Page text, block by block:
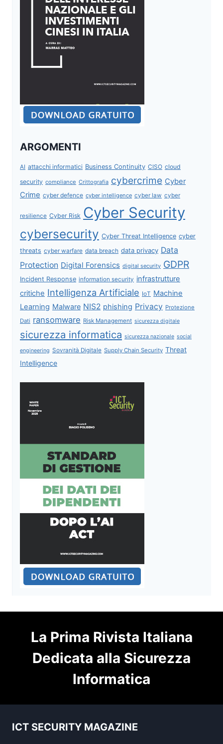
ARGOMENTI
AI attacchi informatici Business Continuity CISO cloud
security compliance Crittografia cybercrime Cyber
Crime cyber defence cyber intelligence cyber law cyber
resilience Cyber Risk Cyber Security
cybersecurity Cyber Threat Intelligence cyber
threats cyber warfare data breach data privacy Data
Protection Digital Forensics digital security GDPR
Incident Response information security infrastrutture
critiche Intelligenza Artificiale IoT Machine
Learning Malware NIS2 phishing Privacy Protezione
Dati ransomware Risk Management sicurezza digitale
sicurezza informatica sicurezza nazionale social
engineering Sovranità Digitale Supply Chain Security Threat
Intelligence
La Prima Rivista Italiana
Dedicata alla Sicurezza
Informatica
ICT SECURITY MAGAZINE